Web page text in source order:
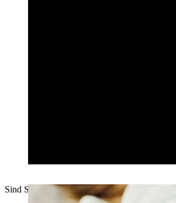
Sind Sie eine medizinische Fachkraft?